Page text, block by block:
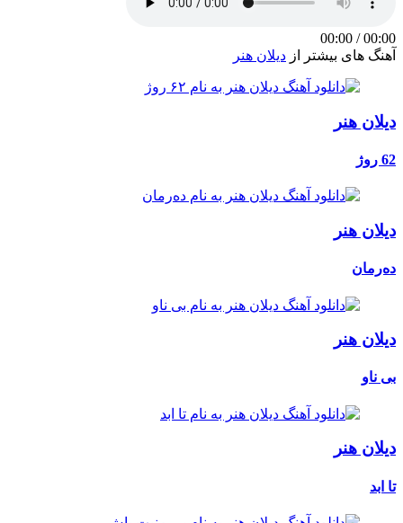
00:00
/
00:00
آهنگ های بیشتر از دیلان هنر
دیلان هنر
62 روژ
دیلان هنر
دەرمان
دیلان هنر
بی ناو
دیلان هنر
تا ابد